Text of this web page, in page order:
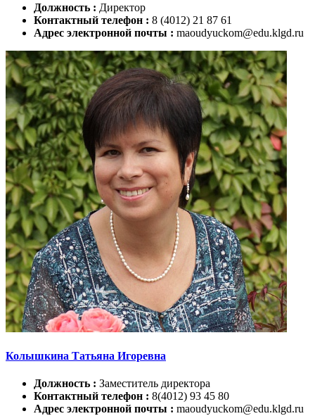
Должность : Директор
Контактный телефон : 8 (4012) 21 87 61
Адрес электронной почты : maoudyuckom@edu.klgd.ru
Колышкина Татьяна Игоревна
Должность : Заместитель директора
Контактный телефон : 8(4012) 93 45 80
Адрес электронной почты : maoudyuckom@edu.klgd.ru